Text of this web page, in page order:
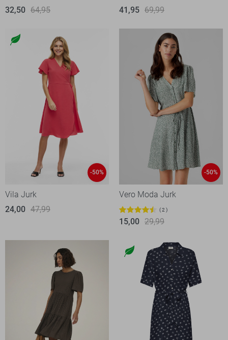
32,50 64,95
41,95 69,99
-50%
Vila Jurk
24,00 47,99
-50%
Vero Moda Jurk
2
15,00 29,99